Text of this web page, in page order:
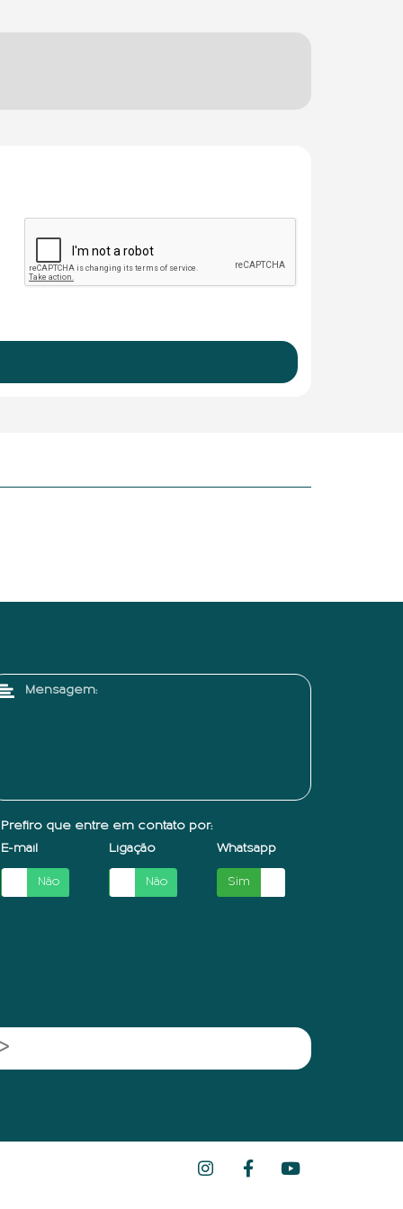
Mensagem:
Prefiro que entre em contato por:
E-mail
Não
Ligação
Não
Whatsapp
Sim